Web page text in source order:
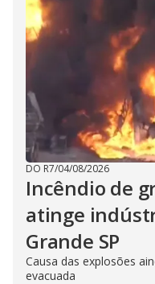
DO R7/04/08/2026
Incêndio de
atinge
Grande SP
Causa das explosões
evacuada